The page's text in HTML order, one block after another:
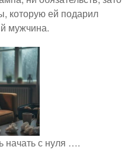
которую ей подарил
мужчина.
начать с нуля ….